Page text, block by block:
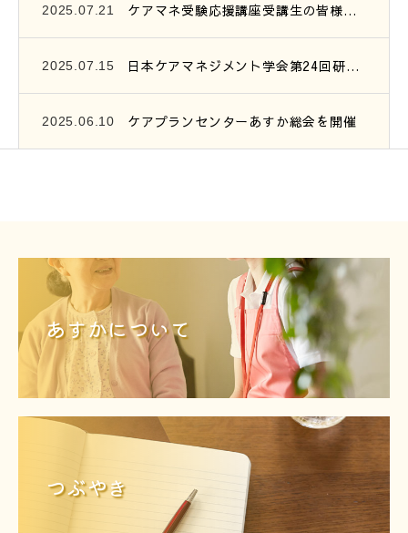
2025.07.21 ケアマネ受験応援講座受講生の皆様へ、連絡です。
2025.07.15 日本ケアマネジメント学会第24回研究大会参加報告
2025.06.10 ケアプランセンターあすか総会を開催
あすかについて
つぶやき